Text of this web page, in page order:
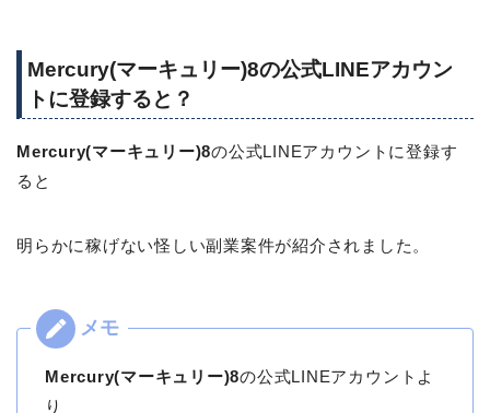
Mercury(マーキュリー)8の公式LINEアカウン
トに登録すると？
Mercury(マーキュリー)8の公式LINEアカウントに登録す
ると
明らかに稼げない怪しい副業案件が紹介されました。
Mercury(マーキュリー)8の公式LINEアカウントよ
り